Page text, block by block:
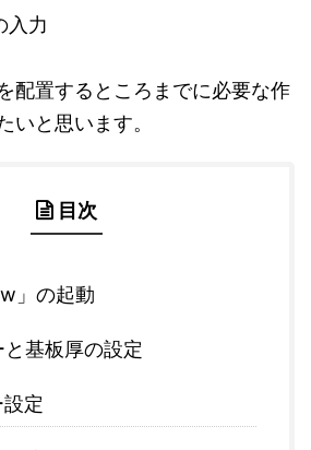
入力
配置するところまでに必要な作
いと思います。
目次
」の起動
と基板厚の設定
定